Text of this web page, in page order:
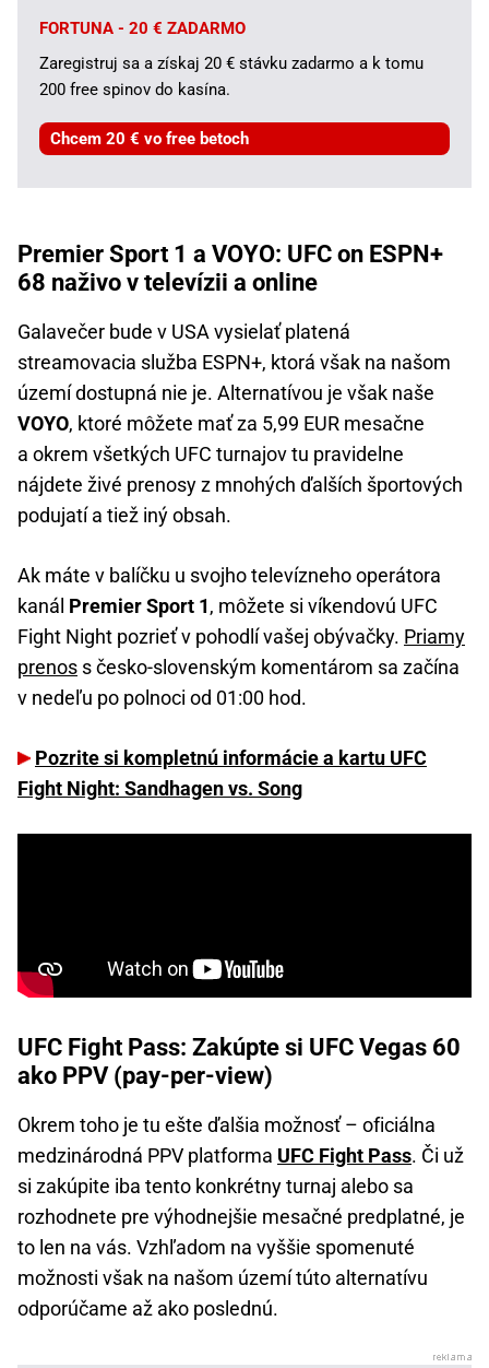
FORTUNA - 20 € ZADARMO
Zaregistruj sa a získaj 20 € stávku zadarmo a k tomu
200 free spinov do kasína.
Chcem 20 € vo free betoch
Premier Sport 1 a VOYO: UFC on ESPN+
68 naživo v televízii a online
Galavečer bude v USA vysielať platená
streamovacia služba ESPN+, ktorá však na našom
území dostupná nie je. Alternatívou je však naše
VOYO, ktoré môžete mať za 5,99 EUR mesačne
a okrem všetkých UFC turnajov tu pravidelne
nájdete živé prenosy z mnohých ďalších športových
podujatí a tiež iný obsah.
Ak máte v balíčku u svojho televízneho operátora
kanál Premier Sport 1, môžete si víkendovú UFC
Fight Night pozrieť v pohodlí vašej obývačky. Priamy
prenos s česko-slovenským komentárom sa začína
v nedeľu po polnoci od 01:00 hod.
Pozrite si kompletnú informácie a kartu UFC
Fight Night: Sandhagen vs. Song
UFC Fight Pass: Zakúpte si UFC Vegas 60
ako PPV (pay-per-view)
Okrem toho je tu ešte ďalšia možnosť – oficiálna
medzinárodná PPV platforma UFC Fight Pass. Či už
si zakúpite iba tento konkrétny turnaj alebo sa
rozhodnete pre výhodnejšie mesačné predplatné, je
to len na vás. Vzhľadom na vyššie spomenuté
možnosti však na našom území túto alternatívu
odporúčame až ako poslednú.